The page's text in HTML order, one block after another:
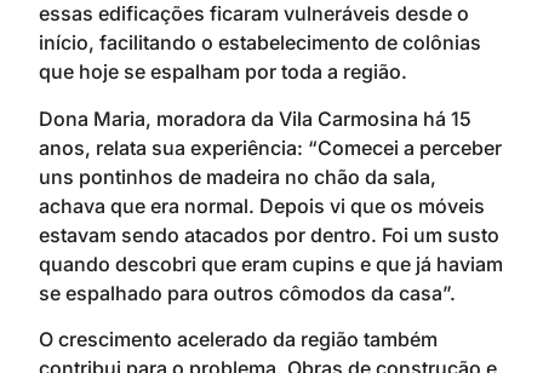
essas edificações ficaram vulneráveis desde o
início, facilitando o estabelecimento de colônias
que hoje se espalham por toda a região.
Dona Maria, moradora da Vila Carmosina há 15
anos, relata sua experiência: “Comecei a perceber
uns pontinhos de madeira no chão da sala,
achava que era normal. Depois vi que os móveis
estavam sendo atacados por dentro. Foi um susto
quando descobri que eram cupins e que já haviam
se espalhado para outros cômodos da casa”.
O crescimento acelerado da região também